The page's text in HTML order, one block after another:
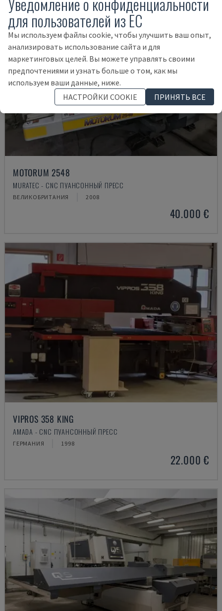
MOTORUM 2548
MURATEC - CNC ПУАНСОННЫЙ ПРЕСС
ВЕЛИКОБРИТАНИЯ 2008
40.000 €
VIPROS 358 KING
AMADA - CNC ПУАНСОННЫЙ ПРЕСС
ГЕРМАНИЯ 1998
22.000 €
для пользователей из ЕС
Мы используем файлы cookie, чтобы улучшить ваш опыт,
анализировать использование сайта и для
маркетинговых целей. Вы можете управлять своими
предпочтениями и узнать больше о том, как мы
используем ваши данные, ниже.
НАСТРОЙКИ COOKIE
ПРИНЯТЬ ВСЕ